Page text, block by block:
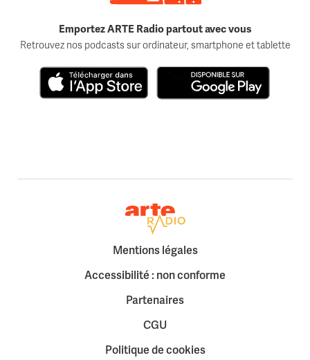
Emportez ARTE Radio partout avec vous
Retrouvez nos podcasts sur ordinateur, smartphone et tablette
Retour à la page d'accueil
Mentions légales
Accessibilité : non conforme
Partenaires
CGU
Politique de cookies